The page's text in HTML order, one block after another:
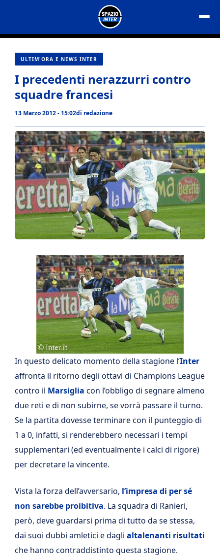
contenuto
ULTIM'ORA E NEWS INTER
I precedenti nerazzurri contro
squadre francesi
13 Marzo 2012 - 15:02di redazione
In questo delicato momento della stagione l’Inter
affronta il ritorno degli ottavi di Champions League
contro il Marsiglia con l’obbligo di segnare almeno
due reti e di non subirne, se vorrà passare il turno.
Se la partita dovesse terminare con il punteggio di
1 a 0, infatti, si renderebbero necessari i tempi
supplementari (ed eventualmente i calci di rigore)
per decretare la vincente.
Vista la forza dell’avversario, l’impresa di per sé
non sarebbe proibitiva. La squadra di Ranieri,
però, deve guardarsi prima di tutto da se stessa,
dai suoi dubbi amletici e dagli altalenanti risultati
che hanno contraddistinto questa stagione.